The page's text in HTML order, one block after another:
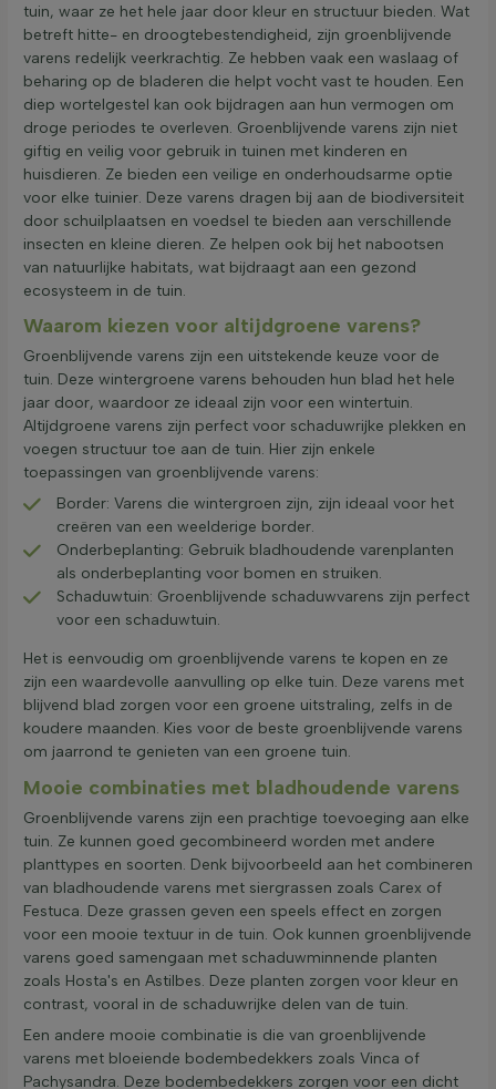
tuin, waar ze het hele jaar door kleur en structuur bieden. Wat
betreft hitte- en droogtebestendigheid, zijn groenblijvende
varens redelijk veerkrachtig. Ze hebben vaak een waslaag of
beharing op de bladeren die helpt vocht vast te houden. Een
diep wortelgestel kan ook bijdragen aan hun vermogen om
droge periodes te overleven. Groenblijvende varens zijn niet
giftig en veilig voor gebruik in tuinen met kinderen en
huisdieren. Ze bieden een veilige en onderhoudsarme optie
voor elke tuinier. Deze varens dragen bij aan de biodiversiteit
door schuilplaatsen en voedsel te bieden aan verschillende
insecten en kleine dieren. Ze helpen ook bij het nabootsen
van natuurlijke habitats, wat bijdraagt aan een gezond
ecosysteem in de tuin.
Waarom kiezen voor altijdgroene varens?
Groenblijvende varens zijn een uitstekende keuze voor de
tuin. Deze wintergroene varens behouden hun blad het hele
jaar door, waardoor ze ideaal zijn voor een wintertuin.
Altijdgroene varens zijn perfect voor schaduwrijke plekken en
voegen structuur toe aan de tuin. Hier zijn enkele
toepassingen van groenblijvende varens:
Border: Varens die wintergroen zijn, zijn ideaal voor het
creëren van een weelderige border.
Onderbeplanting: Gebruik bladhoudende varenplanten
als onderbeplanting voor bomen en struiken.
Schaduwtuin: Groenblijvende schaduwvarens zijn perfect
voor een schaduwtuin.
Het is eenvoudig om groenblijvende varens te kopen en ze
zijn een waardevolle aanvulling op elke tuin. Deze varens met
blijvend blad zorgen voor een groene uitstraling, zelfs in de
koudere maanden. Kies voor de beste groenblijvende varens
om jaarrond te genieten van een groene tuin.
Mooie combinaties met bladhoudende varens
Groenblijvende varens zijn een prachtige toevoeging aan elke
tuin. Ze kunnen goed gecombineerd worden met andere
planttypes en soorten. Denk bijvoorbeeld aan het combineren
van bladhoudende varens met siergrassen zoals Carex of
Festuca. Deze grassen geven een speels effect en zorgen
voor een mooie textuur in de tuin. Ook kunnen groenblijvende
varens goed samengaan met schaduwminnende planten
zoals Hosta's en Astilbes. Deze planten zorgen voor kleur en
contrast, vooral in de schaduwrijke delen van de tuin.
Een andere mooie combinatie is die van groenblijvende
varens met bloeiende bodembedekkers zoals Vinca of
Pachysandra. Deze bodembedekkers zorgen voor een dicht